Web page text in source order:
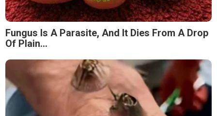
Fungus Is A Parasite, And It Dies From A Drop
Of Plain...